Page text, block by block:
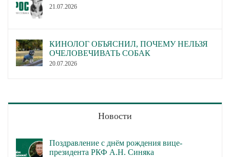
21.07.2026
КИНОЛОГ ОБЪЯСНИЛ, ПОЧЕМУ НЕЛЬЗЯ
ОЧЕЛОВЕЧИВАТЬ СОБАК
20.07.2026
Новости
Поздравление с днём рождения вице-
президента РКФ А.Н. Синяка